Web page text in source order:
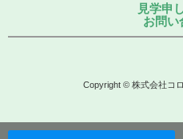
見学申
お問い
Copyright © 株式会社コ